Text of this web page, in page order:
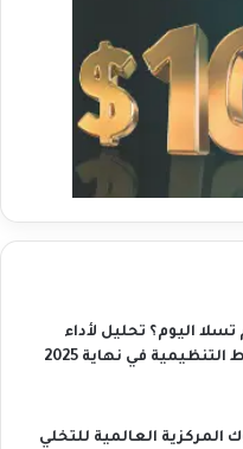
اليوم؟ تحليل لأداء
في نهاية 2025
المركزية العالمية للتخلي